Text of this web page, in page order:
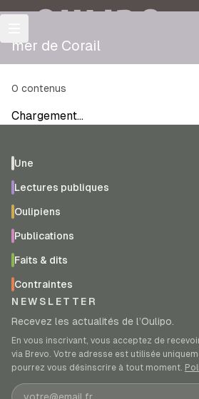
OULIPO
mer de Corail
0 contenus
Chargement…
Une
Lectures publiques
Oulipiens
Publications
Faits & dits
Contraintes
NEWSLETTER
Recevez les actualités de l’Oulipo.
En vous inscrivant, vous acceptez de
via Brevo. Votre adresse est utilisée
pourrez vous désinscrire à tout moment.
Adresse e-mail